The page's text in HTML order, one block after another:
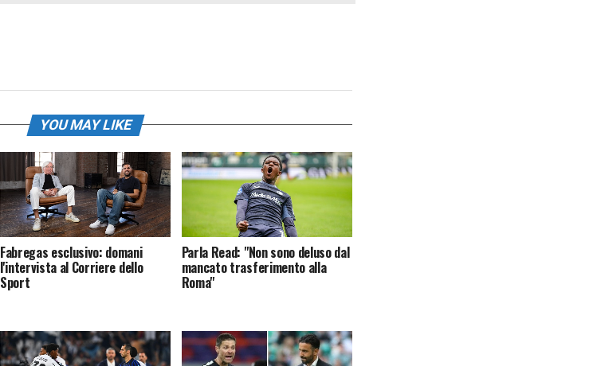
YOU MAY LIKE
Fabregas esclusivo: domani
l'intervista al Corriere dello
Sport
Parla Read: "Non sono deluso dal
mancato trasferimento alla
Roma"